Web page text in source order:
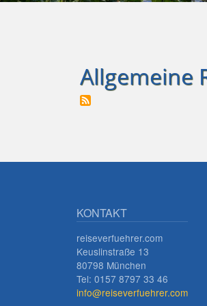
Allgemeine
KONTAKT
reiseverfuehrer.com
Keuslinstraße 13
80798 München
Tel: 0157 8797 33 46
info@reiseverfuehrer.com